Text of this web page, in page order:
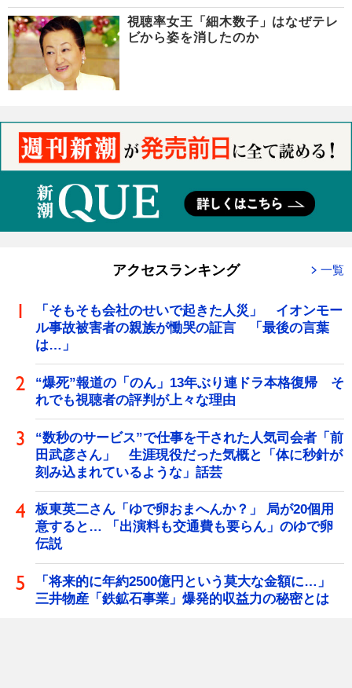
視聴率女王「細木数子」はなぜテレ
ビから姿を消したのか
アクセスランキング 一覧
「そもそも会社のせいで起きた人災」 イオンモー
ル事故被害者の親族が慟哭の証言 「最後の言葉
は…」
“爆死”報道の「のん」13年ぶり連ドラ本格復帰 そ
れでも視聴者の評判が上々な理由
“数秒のサービス”で仕事を干された人気司会者「前
田武彦さん」 生涯現役だった気概と「体に秒針が
刻み込まれているような」話芸
板東英二さん「ゆで卵おまへんか？」 局が20個用
意すると… 「出演料も交通費も要らん」のゆで卵
伝説
「将来的に年約2500億円という莫大な金額に…」
三井物産「鉄鉱石事業」爆発的収益力の秘密とは